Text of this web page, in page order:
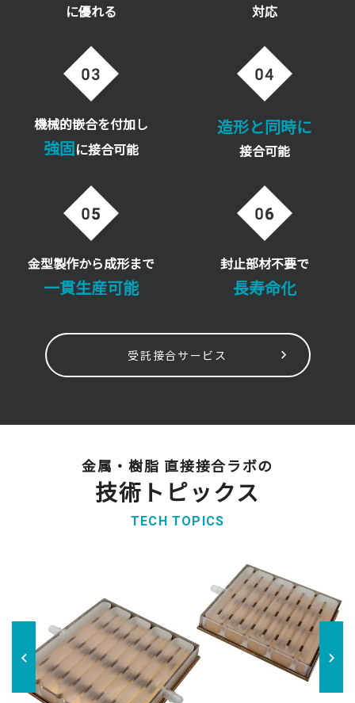
に優れる 対応
機械的嵌合を付加し
強固に接合可能
造形と同時に
接合可能
金型製作から成形まで
一貫生産可能
封止部材不要で
長寿命化
受託接合サービス
金属・樹脂 直接接合ラボの
技術トピックス
TECH TOPICS